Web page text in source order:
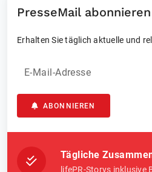
PresseMail abonnieren
Erhalten Sie täglich aktuelle und
E-Mail-Adresse
ABONNIEREN
Tägliche
lifePR-Storys inklusive